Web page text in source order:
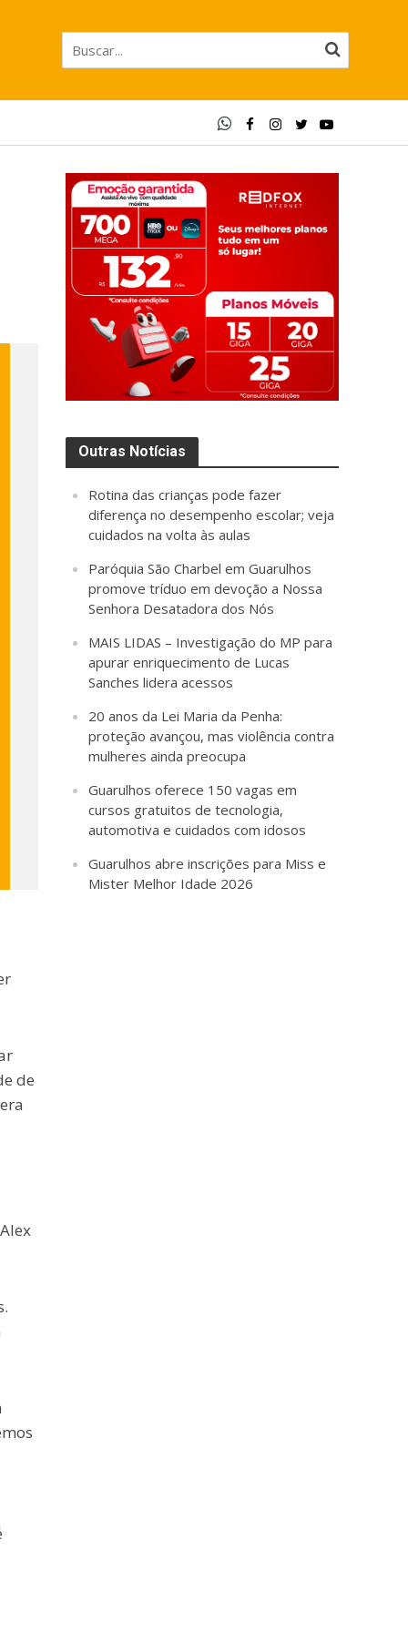
de
Outras Notícias
Rotina das crianças pode fazer
diferença no desempenho escolar; veja
cuidados na volta às aulas
Paróquia São Charbel em Guarulhos
promove tríduo em devoção a Nossa
Senhora Desatadora dos Nós
MAIS LIDAS – Investigação do MP para
apurar enriquecimento de Lucas
Sanches lidera acessos
20 anos da Lei Maria da Penha:
proteção avançou, mas violência contra
mulheres ainda preocupa
Guarulhos oferece 150 vagas em
cursos gratuitos de tecnologia,
automotiva e cuidados com idosos
Guarulhos abre inscrições para Miss e
Mister Melhor Idade 2026